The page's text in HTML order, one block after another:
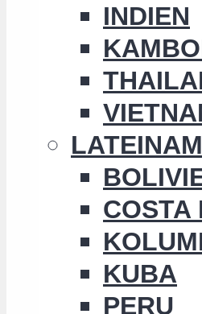
INDIEN
COSTA
KUBA
PERU